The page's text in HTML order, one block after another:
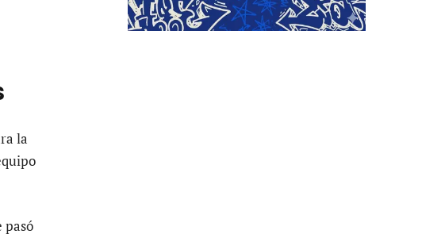
la
pasó